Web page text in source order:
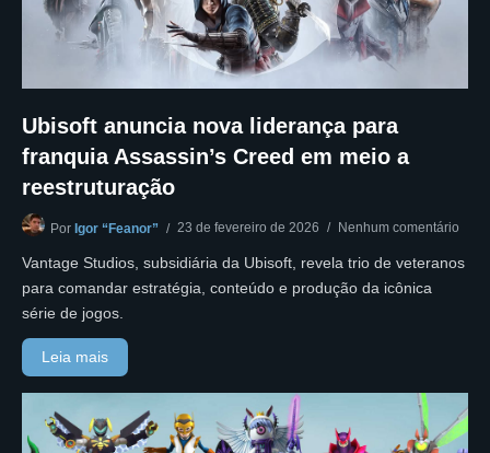
Ubisoft anuncia nova liderança para
franquia Assassin’s Creed em meio a
reestruturação
Por Igor “Feanor” 23 de fevereiro de 2026 Nenhum comentário
Vantage Studios, subsidiária da Ubisoft, revela trio de veteranos
para comandar estratégia, conteúdo e produção da icônica
série de jogos.
Leia mais